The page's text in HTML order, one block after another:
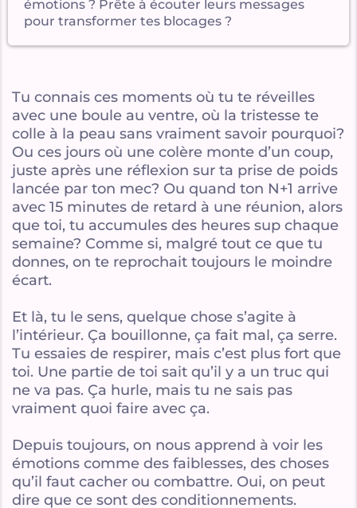
A
émotions ? Prête à écouter leurs messages
pour transformer tes blocages ?
Tu connais ces moments où tu te réveilles
avec une boule au ventre, où la tristesse te
colle à la peau sans vraiment savoir pourquoi?
Ou ces jours où une colère monte d’un coup,
juste après une réflexion sur ta prise de poids
lancée par ton mec? Ou quand ton N+1 arrive
avec 15 minutes de retard à une réunion, alors
que toi, tu accumules des heures sup chaque
semaine? Comme si, malgré tout ce que tu
donnes, on te reprochait toujours le moindre
écart.
Et là, tu le sens, quelque chose s’agite à
l’intérieur. Ça bouillonne, ça fait mal, ça serre.
Tu essaies de respirer, mais c’est plus fort que
toi. Une partie de toi sait qu’il y a un truc qui
ne va pas. Ça hurle, mais tu ne sais pas
vraiment quoi faire avec ça.
Depuis toujours, on nous apprend à voir les
émotions comme des faiblesses, des choses
qu’il faut cacher ou combattre. Oui, on peut
dire que ce sont des conditionnements.